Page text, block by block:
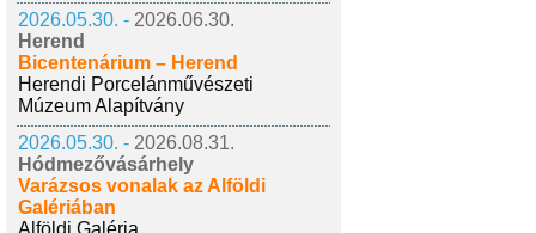
2026.05.30. - 2026.06.30.
Herend
Bicentenárium – Herend
Herendi Porcelánművészeti
Múzeum Alapítvány
2026.05.30. - 2026.08.31.
Hódmezővásárhely
Varázsos vonalak az Alföldi
Galériában
Alföldi Galéria